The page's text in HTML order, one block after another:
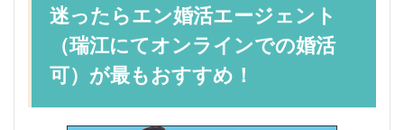
迷ったらエン婚活エージェント
（瑞江にてオンラインでの婚活
可）が最もおすすめ！